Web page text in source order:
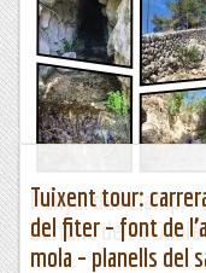
Urb. Pedritxes, cova
la Lloba, font de la Riba,
CrematsWikiloc | Ruta
Muntanya
Penyal des Llamp,
Barranc de sa Gubia
Tuixent tour:
del fiter – font de
mola – planells del